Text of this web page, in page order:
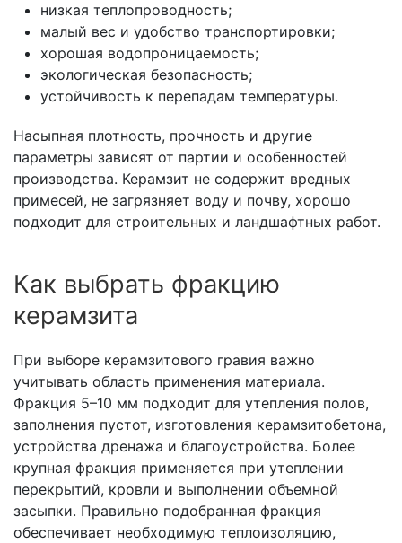
низкая теплопроводность;
малый вес и удобство транспортировки;
хорошая водопроницаемость;
экологическая безопасность;
устойчивость к перепадам температуры.
Насыпная плотность, прочность и другие
параметры зависят от партии и особенностей
производства. Керамзит не содержит вредных
примесей, не загрязняет воду и почву, хорошо
подходит для строительных и ландшафтных работ.
Как выбрать фракцию
керамзита
При выборе керамзитового гравия важно
учитывать область применения материала.
Фракция 5–10 мм подходит для утепления полов,
заполнения пустот, изготовления керамзитобетона,
устройства дренажа и благоустройства. Более
крупная фракция применяется при утеплении
перекрытий, кровли и выполнении объемной
засыпки. Правильно подобранная фракция
обеспечивает необходимую теплоизоляцию,